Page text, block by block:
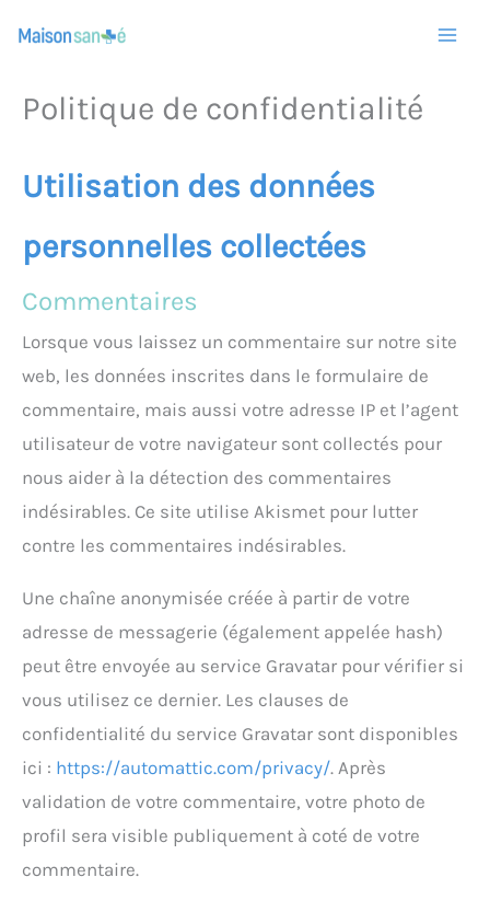
au
Politique de confidentialité
Utilisation des données
personnelles collectées
Commentaires
Lorsque vous laissez un commentaire sur notre site
web, les données inscrites dans le formulaire de
commentaire, mais aussi votre adresse IP et l’agent
utilisateur de votre navigateur sont collectés pour
nous aider à la détection des commentaires
indésirables. Ce site utilise Akismet pour lutter
contre les commentaires indésirables.
Une chaîne anonymisée créée à partir de votre
adresse de messagerie (également appelée hash)
peut être envoyée au service Gravatar pour vérifier si
vous utilisez ce dernier. Les clauses de
confidentialité du service Gravatar sont disponibles
ici : https://automattic.com/privacy/. Après
validation de votre commentaire, votre photo de
profil sera visible publiquement à coté de votre
commentaire.